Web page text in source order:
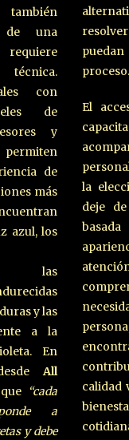
de una
con
de
y
permiten
de
más
azul, los
las
y las
a la
En
All
“cada
a
y debe
proceso.
El
la
deje
calidad